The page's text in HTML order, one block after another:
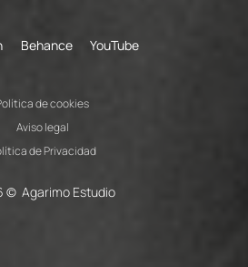
Behance YouTube
de cookies
Aviso legal
de Privacidad
© Agarimo Estudio